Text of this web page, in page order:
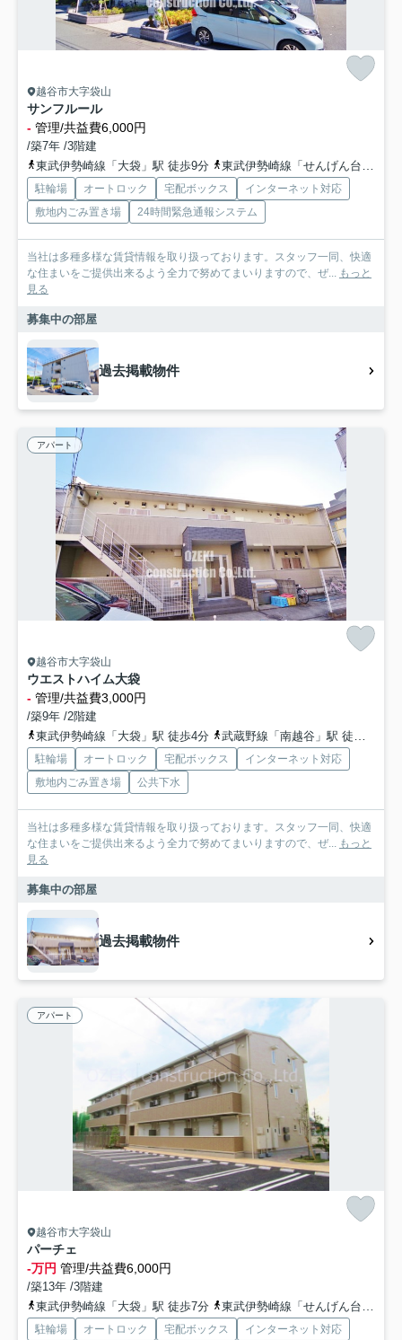
越谷市大字袋山
サンフルール
- 管理/共益費6,000円
/築7年 /3階建
東武伊勢崎線「大袋」駅 徒歩9分
東武伊勢崎線「せんげん台」駅 徒歩23分
駐輪場 オートロック 宅配ボックス
インターネット対応
敷地内ごみ置き場
24時間緊急通報システム
当社は多種多様な賃貸情報を取り扱っております。スタッフ一同、快適
な住まいをご提供出来るよう全力で努めてまいりますので、ぜ... もっと
見る
募集中の部屋
過去掲載物件
アパート
越谷市大字袋山
ウエストハイム大袋
- 管理/共益費3,000円
/築9年 /2階建
東武伊勢崎線「大袋」駅 徒歩4分
武蔵野線「南越谷」駅 徒歩25分
駐輪場 オートロック 宅配ボックス
インターネット対応
敷地内ごみ置き場
公共下水
当社は多種多様な賃貸情報を取り扱っております。スタッフ一同、快適
な住まいをご提供出来るよう全力で努めてまいりますので、ぜ... もっと
見る
募集中の部屋
過去掲載物件
アパート
越谷市大字袋山
パーチェ
-万円 管理/共益費6,000円
/築13年 /3階建
東武伊勢崎線「大袋」駅 徒歩7分
東武伊勢崎線「せんげん台」駅 徒歩23分
駐輪場 オートロック 宅配ボックス
インターネット対応